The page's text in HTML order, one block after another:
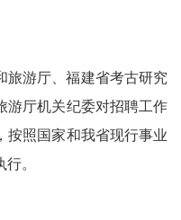
旅游厅、福建省考古研究
游厅机关纪委对招聘工作
按照国家和我省现行事业
。